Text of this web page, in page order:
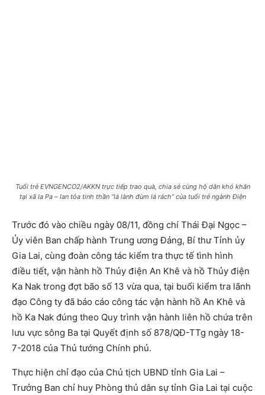
Tuổi trẻ EVNGENCO2/AKKN trực tiếp trao quà, chia sẻ cùng hộ dân khó khăn
tại xã Ia Pa – lan tỏa tinh thần “lá lành đùm lá rách” của tuổi trẻ ngành Điện
Trước đó vào chiều ngày 08/11, đồng chí Thái Đại Ngọc –
Ủy viên Ban chấp hành Trung ương Đảng, Bí thư Tỉnh ủy
Gia Lai, cùng đoàn công tác kiểm tra thực tế tình hình
điều tiết, vận hành hồ Thủy điện An Khê và hồ Thủy điện
Ka Nak trong đợt bão số 13 vừa qua, tại buổi kiểm tra lãnh
đạo Công ty đã báo cáo công tác vận hành hồ An Khê và
hồ Ka Nak đúng theo Quy trình vận hành liên hồ chứa trên
lưu vực sông Ba tại Quyết định số 878/QĐ-TTg ngày 18-
7-2018 của Thủ tướng Chính phủ.
Thực hiện chỉ đạo của Chủ tịch UBND tỉnh Gia Lai –
Trưởng Ban chỉ huy Phòng thủ dân sự tỉnh Gia Lai tại cuộc